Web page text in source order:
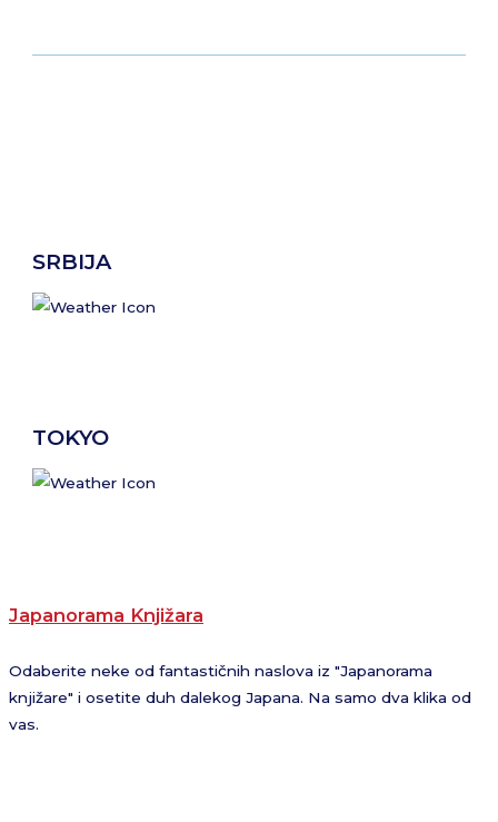
SRBIJA
TOKYO
Japanorama Knjižara
Odaberite neke od fantastičnih naslova iz "Japanorama
knjižare" i osetite duh dalekog Japana. Na samo dva klika od
vas.